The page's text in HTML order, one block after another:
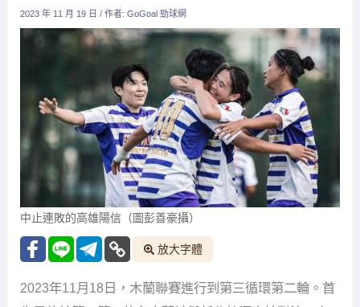
2023 年 11 月 19 日/ 作者:GoGoal 勁球網
中止連敗的高雄陽信（圖彭善豪攝）
放大字體
2023年11月18日，木蘭聯賽進行到第三循環第二輪。首